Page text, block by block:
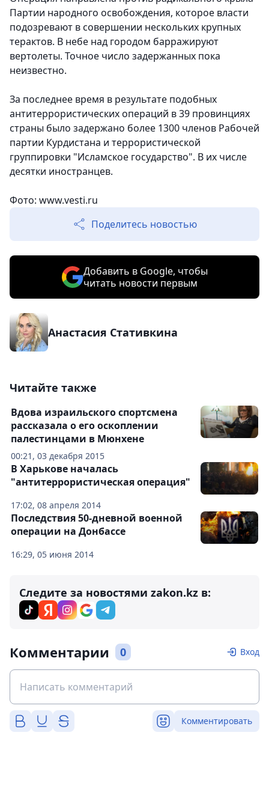
Партии народного освобождения, которое власти
подозревают в совершении нескольких крупных
терактов. В небе над городом барражируют
вертолеты. Точное число задержанных пока
неизвестно.
За последнее время в результате подобных
антитеррористических операций в 39 провинциях
страны было задержано более 1300 членов Рабочей
партии Курдистана и террористической
группировки "Исламское государство". В их числе
десятки иностранцев.
Фото: www.vesti.ru
Поделитесь новостью
Добавить в Google, чтобы
читать новости первым
Анастасия Стативкина
Читайте также
00:21, 03 декабря 2015
Вдова израильского спортсмена
рассказала о его оскоплении
палестинцами в Мюнхене
17:02, 08 апреля 2014
В Харькове началась
"антитеррористическая операция"
16:29, 05 июня 2014
Последствия 50-дневной военной
операции на Донбассе
Следите за новостями zakon.kz в:
Комментарии 0 Вход
Комментировать